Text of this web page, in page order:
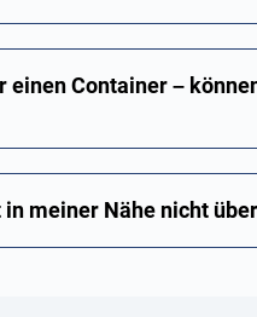
einen Container –
in meiner Nähe nicht